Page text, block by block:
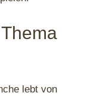
lebt von